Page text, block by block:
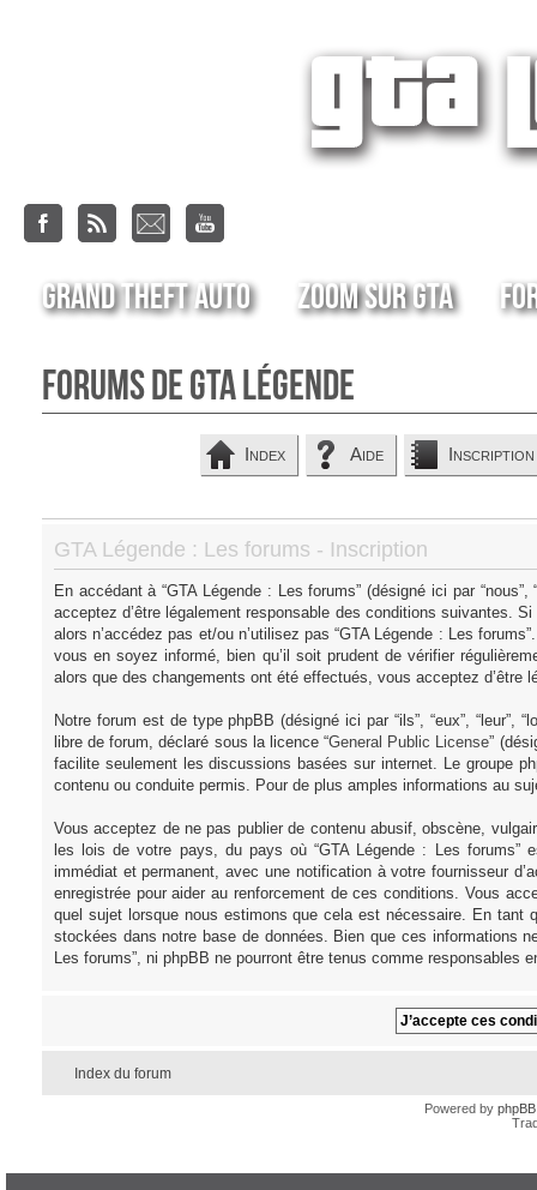
Grand Theft Auto Zoom sur GTA
Forums de GTA Légende
Index Aide Inscription
GTA Légende : Les forums - Inscription
En accédant à “GTA Légende : Les forums” (désigné ici par
acceptez d’être légalement responsable des conditions suivantes.
alors n’accédez pas et/ou n’utilisez pas “GTA Légende : Les
vous en soyez informé, bien qu’il soit prudent de vérifier
alors que des changements ont été effectués, vous acceptez
Notre forum est de type phpBB (désigné ici par “ils”, “eux”, “leur”,
libre de forum, déclaré sous la licence “General Public License”
facilite seulement les discussions basées sur internet. Le groupe
contenu ou conduite permis. Pour de plus amples informations au
Vous acceptez de ne pas publier de contenu abusif, obscène,
les lois de votre pays, du pays où “GTA Légende : Les
immédiat et permanent, avec une notification à votre fournisseur
enregistrée pour aider au renforcement de ces conditions. Vous
quel sujet lorsque nous estimons que cela est nécessaire. En tant
stockées dans notre base de données. Bien que ces informations
Les forums”, ni phpBB ne pourront être tenus comme
Index du forum
Powered by phpBB